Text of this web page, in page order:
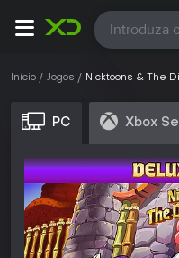
Todas
Início Jogos Nicktoons & The
PC Xbox